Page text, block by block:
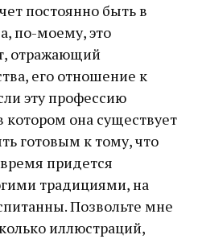
постоянно быть в
по-моему, это
отражающий
его отношение к
эту профессию
котором она существует
готовым к тому, что
придется
традициями, на
Позвольте мне
иллюстраций,